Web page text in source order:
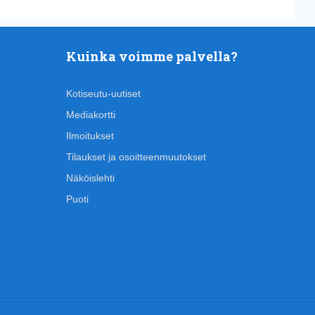
Kuinka voimme palvella?
Kotiseutu-uutiset
Mediakortti
Ilmoitukset
Tilaukset ja osoitteenmuutokset
Näköislehti
Puoti